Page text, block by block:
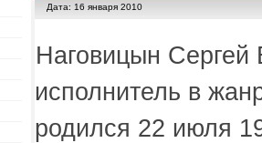
Дата: 16 января 2010
Наговицын Сергей
исполнитель в
родился 22 июля